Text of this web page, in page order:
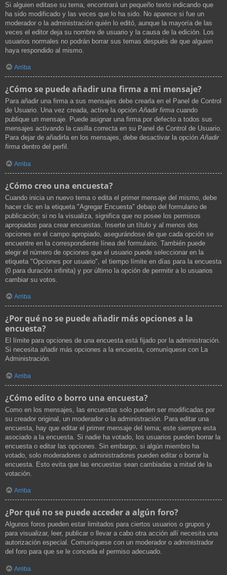
Si alguien editase su tema, encontrará un pequeño texto indicando que
ha sido modificado y las veces que lo ha sido. No aparece si fue un
moderador o la administración quién lo editó, aunque la mayoría de las
veces el editor deja su nombre de usuario y la causa de la edición. Los
usuarios normales no podrán borrar sus temas después de que alguien
haya respondido al mismo.
Arriba
¿Cómo se puede añadir una firma a mi mensaje?
Para añadir una firma a sus mensajes debe crearla en el Panel de Control
de Usuario. Una vez creada, active la opciónAñadir firma cuando
publique un mensaje. Puede asignar una firma por defecto a todos sus
mensajes activando la casilla correcta en su Panel de Control de Usuario.
Para dejar de añadirla en los mensajes, debe desactivar la opciónAñadir
firma dentro del perfil.
Arriba
¿Cómo creo una encuesta?
Cuando inicia un nuevo tema o edita el primer mensaje del mismo, debe
hacer clic en la etiqueta "Agregar Encuesta" debajo del formulario de
publicación; si no la visualiza, significa que no posee los permisos
apropiados para crear encuestas. Inserte un título y al menos dos
opciones en el campo apropiado, asegurándose de que cada opción se
encuentre en la correspondiente línea del formulario. También puede
elegir el número de opciones que el usuario puede seleccionar en la
etiqueta "Opciones por usuario", el tiempo límite en días para la encuesta
(0 para duración infinita) y por último la opción de permitir a lo usuarios
cambiar su votos.
Arriba
¿Por qué no se puede añadir más opciones a la
encuesta?
El límite para opciones de una encuesta está fijado por la administración.
Si necesita añadir más opciones a la encuesta, comuníquese con La
Administración.
Arriba
¿Cómo edito o borro una encuesta?
Como en los mensajes, las encuestas solo pueden ser modificadas por
su creador original, un moderador o la administración. Para editar una
encuesta, hay que editar el primer mensaje del tema; este siempre esta
asociado a la encuesta. Si nadie ha votado, los usuarios pueden borrar la
encuesta o editar las opciones. Sin embargo, si algún miembro ha
votado, solo moderadores o administradores pueden editar o borrar la
encuesta. Esto evita que las encuestas sean cambiadas a mitad de la
votación.
Arriba
¿Por qué no se puede acceder a algún foro?
Algunos foros pueden estar limitados para ciertos usuarios o grupos y
para visualizar, leer, publicar o llevar a cabo otra acción allí necesita una
autorización especial. Comuníquese con un moderador o administrador
del foro para que se le conceda el permiso adecuado.
Arriba